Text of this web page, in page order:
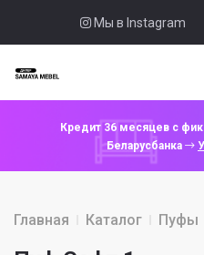
Мы в Instagram
Кредит 36 месяцев с
Беларусбанка
Главная Каталог Пуфы